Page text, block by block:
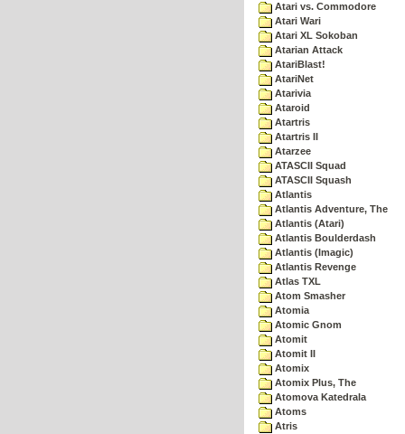
Atari vs. Commodore
Atari Wari
Atari XL Sokoban
Atarian Attack
AtariBlast!
AtariNet
Atarivia
Ataroid
Atartris
Atartris II
Atarzee
ATASCII Squad
ATASCII Squash
Atlantis
Atlantis Adventure, The
Atlantis (Atari)
Atlantis Boulderdash
Atlantis (Imagic)
Atlantis Revenge
Atlas TXL
Atom Smasher
Atomia
Atomic Gnom
Atomit
Atomit II
Atomix
Atomix Plus, The
Atomova Katedrala
Atoms
Atris